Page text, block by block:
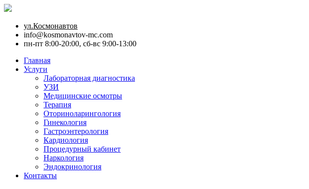
ул.Космонавтов
info@kosmonavtov-mc.com
пн-пт 8:00-20:00, сб-вс 9:00-13:00
Главная
Услуги
Лабораторная диагностика
УЗИ
Медицинские осмотры
Терапия
Оториноларингология
Гинекология
Гастроэнтерология
Кардиология
Процедурный кабинет
Наркология
Эндокринология
Контакты